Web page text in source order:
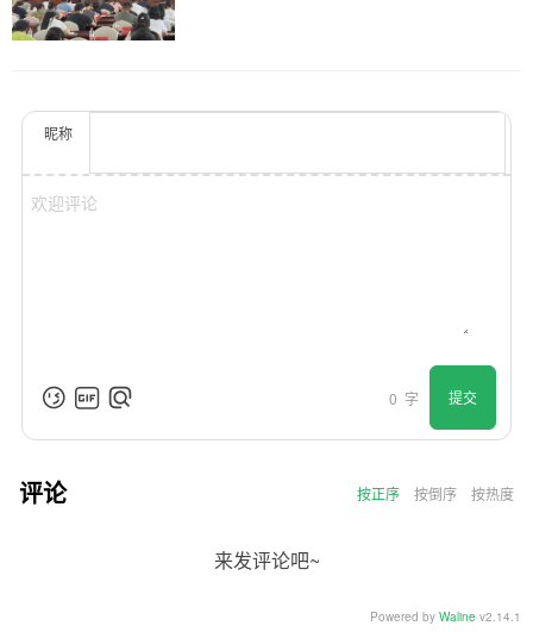
昵称
0 字 提交
评论 按正序 按倒序 按热度
来发评论吧~
Powered by Waline v2.14.1